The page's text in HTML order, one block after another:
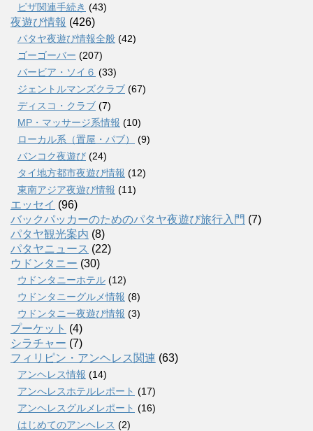
ビザ関連手続き (43)
夜遊び情報 (426)
パタヤ夜遊び情報全般 (42)
ゴーゴーバー (207)
バービア・ソイ６ (33)
ジェントルマンズクラブ (67)
ディスコ・クラブ (7)
MP・マッサージ系情報 (10)
ローカル系（置屋・パブ）
(9)
バンコク夜遊び (24)
タイ地方都市夜遊び情報 (12)
東南アジア夜遊び情報 (11)
エッセイ (96)
バックパッカーのためのパタヤ夜遊び旅行入門 (7)
パタヤ観光案内 (8)
パタヤニュース (22)
ウドンタニー (30)
ウドンタニーホテル (12)
ウドンタニーグルメ情報 (8)
ウドンタニー夜遊び情報 (3)
プーケット (4)
シラチャー (7)
フィリピン・アンヘレス関連 (63)
アンヘレス情報 (14)
アンへレスホテルレポート (17)
アンヘレスグルメレポート (16)
はじめてのアンヘレス (2)